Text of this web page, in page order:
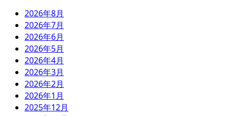
2026年8月
2026年7月
2026年6月
2026年5月
2026年4月
2026年3月
2026年2月
2026年1月
2025年12月